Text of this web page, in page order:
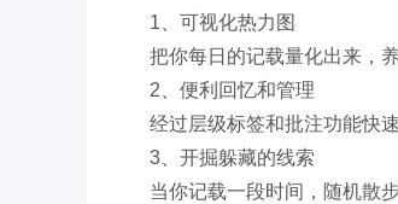
1、可视化热力图
把你每日的记载量化出来，
2、便利回忆和管理
经过层级标签和批注功能快
3、开掘躲藏的线索
当你记载一段时间，随机散